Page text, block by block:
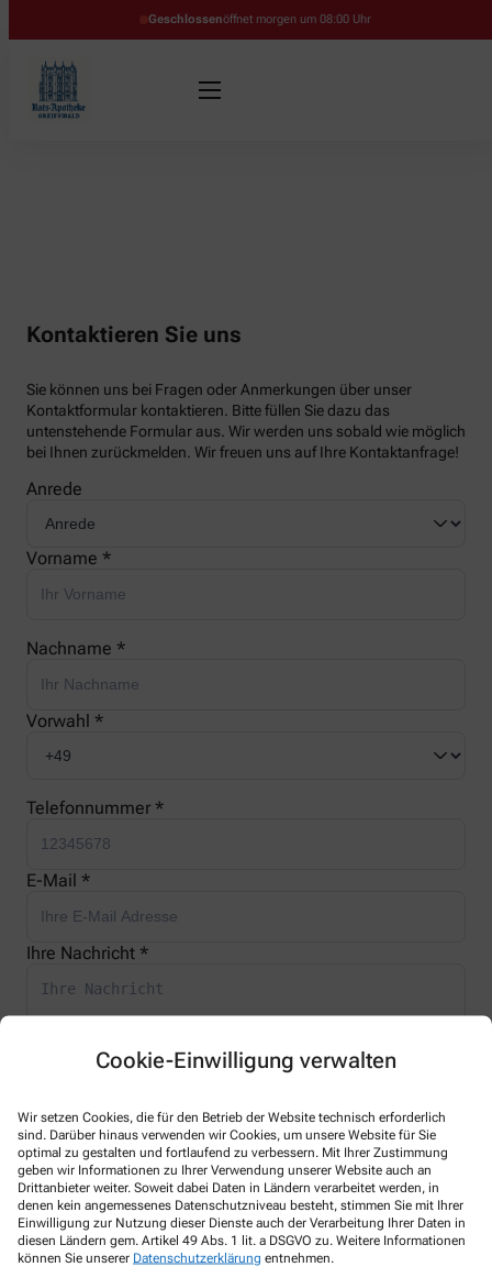
Cookie-Einwilligung verwalten
Wir setzen Cookies, die für den Betrieb der Website technisch erforderlich
sind. Darüber hinaus verwenden wir Cookies, um unsere Website für Sie
optimal zu gestalten und fortlaufend zu verbessern. Mit Ihrer Zustimmung
geben wir Informationen zu Ihrer Verwendung unserer Website auch an
Drittanbieter weiter. Soweit dabei Daten in Ländern verarbeitet werden, in
denen kein angemessenes Datenschutzniveau besteht, stimmen Sie mit Ihrer
Einwilligung zur Nutzung dieser Dienste auch der Verarbeitung Ihrer Daten in
diesen Ländern gem. Artikel 49 Abs. 1 lit. a DSGVO zu. Weitere Informationen
können Sie unserer Datenschutzerklärung entnehmen.
Geschlossenöffnet morgen um 08:00 Uhr
Kontaktieren Sie uns
Sie können uns bei Fragen oder Anmerkungen über unser
Kontaktformular kontaktieren. Bitte füllen Sie dazu das
untenstehende Formular aus. Wir werden uns sobald wie möglich
bei Ihnen zurückmelden. Wir freuen uns auf Ihre Kontaktanfrage!
Anrede
Vorname *
Nachname *
Vorwahl *
Telefonnummer *
E-Mail *
Ihre Nachricht *
* Bitte füllen Sie die Pflichtfelder aus
Ich erkläre mich damit einverstanden, dass die von mir angegebenen
Daten elektronisch erfasst und gespeichert und meine Daten an die
von mir ausgesuchte Apotheke übergeben werden. Rechtsgrundlage
der Verarbeitung ist Art. 6 Abs. 1 lit. a DS-GVO. Die Einwilligung kann
jederzeit widerrufen werden, z.B. per E-Mail anwawi-rats-apo-hgw@t-
online.de